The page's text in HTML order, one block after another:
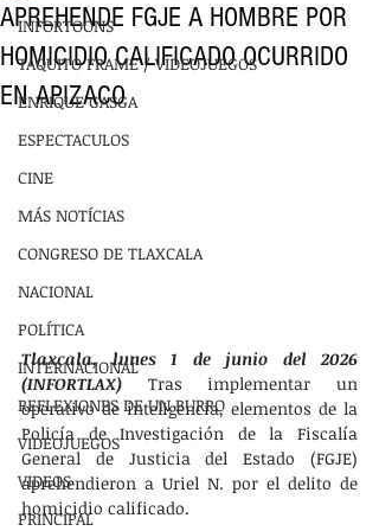
INFORTOONS
TAQUITO FRAME / VIDEOJUEGOS
ENRIQUE GASGA
ESPECTACULOS
CINE
MÁS NOTÍCIAS
CONGRESO DE TLAXCALA
NACIONAL
POLÍTICA
INTERNACIONAL
REFLEXIONES DE UN BURRO
VIDEOJUEGOS
VIDEOS
PRINCIPAL
APREHENDE FGJE A HOMBRE POR
HOMICIDIO CALIFICADO OCURRIDO
EN APIZACO
Tlaxcala, lunes 1 de junio del 2026
(INFORTLAX) Tras implementar un
operativo de inteligencia, elementos de la
Policía de Investigación de la Fiscalía
General de Justicia del Estado (FGJE)
aprehendieron a Uriel N. por el delito de
homicidio calificado.